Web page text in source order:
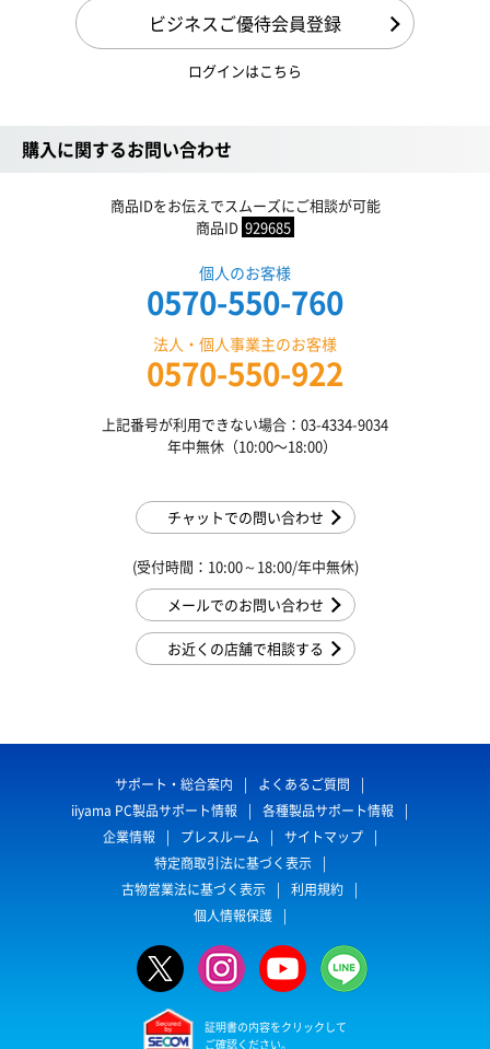
ビジネスご優待会員登録
ログインはこちら
購入に関するお問い合わせ
商品IDをお伝えでスムーズにご相談が可能
商品ID 929685
個人のお客様
0570-550-760
法人・個人事業主のお客様
0570-550-922
上記番号が利用できない場合：03-4334-9034
年中無休（10:00〜18:00）
チャットでの問い合わせ
(受付時間：10:00～18:00/年中無休)
メールでのお問い合わせ
お近くの店舗で相談する
サポート・総合案内
よくあるご質問
iiyama PC製品サポート情報
各種製品サポート情報
企業情報
プレスルーム
サイトマップ
特定商取引法に基づく表示
古物営業法に基づく表示
利用規約
個人情報保護
証明書の内容をクリックして
ご確認ください。